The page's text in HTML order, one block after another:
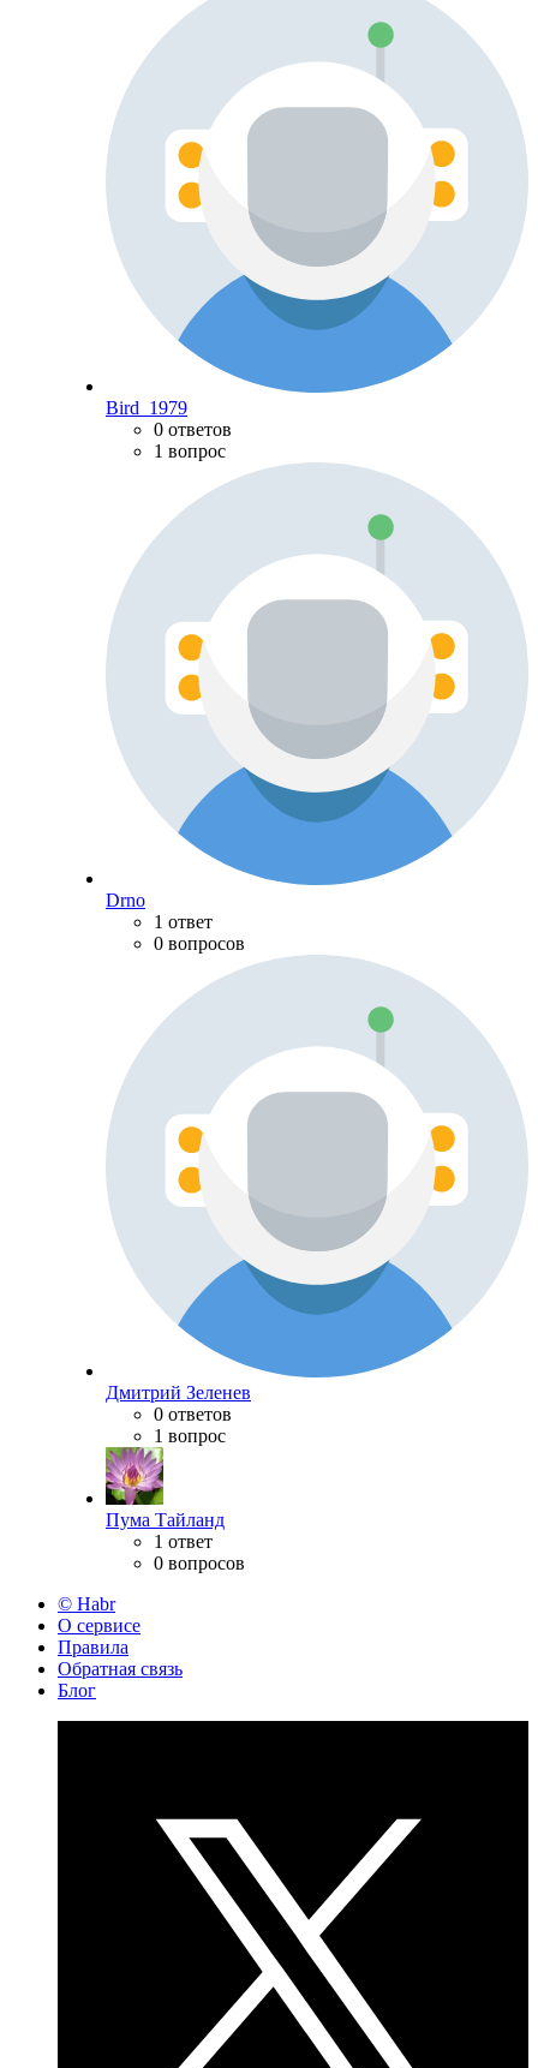
Bird_1979
0 ответов
1 вопрос
Drno
1 ответ
0 вопросов
Дмитрий Зеленев
0 ответов
1 вопрос
Пума Тайланд
1 ответ
0 вопросов
© Habr
О сервисе
Правила
Обратная связь
Блог